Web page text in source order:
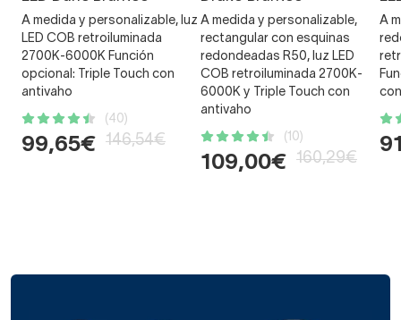
A medida y personalizable, luz
LED COB retroiluminada
2700K-6000K Función
opcional: Triple Touch con
antivaho
(40)
99,65€ 146,54€
A medida y personalizable,
rectangular con esquinas
redondeadas R50, luz LED
COB retroiluminada 2700K-
6000K y Triple Touch con
antivaho
(10)
109,00€ 160,29€
A